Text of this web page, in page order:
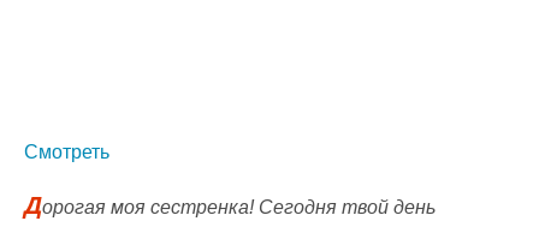
Смотреть
Дорогая моя сестренка! Сегодня твой день